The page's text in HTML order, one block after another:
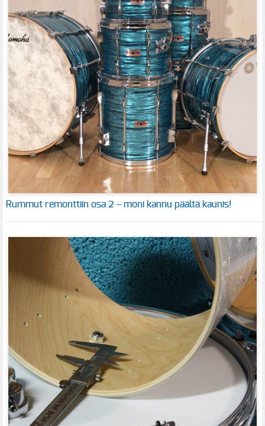
Rummut remonttiin osa 2 – moni kannu päältä kaunis!